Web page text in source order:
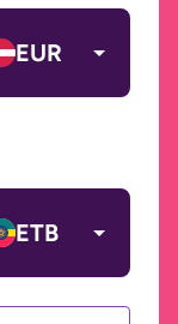
EUR
ETB